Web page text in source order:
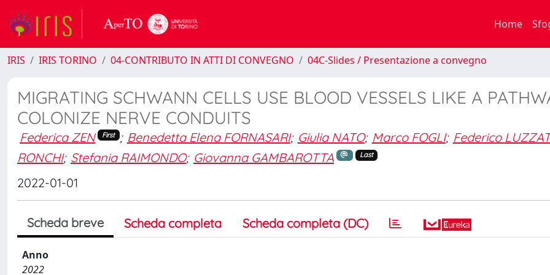
Home
IRIS IRIS TORINO 04-CONTRIBUTO IN ATTI DI CONVEGNO 04C-Slides / Presentazione a convegno
MIGRATING SCHWANN CELLS USE BLOOD VESSELS LIKE A
COLONIZE NERVE CONDUITS
Federica ZEN First ; Benedetta Elena FORNASARI; Giulia NATO; Marco FOGLI; Federico
RONCHI; Stefania RAIMONDO; Giovanna GAMBAROTTA Last
2022-01-01
Scheda breve Scheda completa Scheda completa (DC)
Anno
2022